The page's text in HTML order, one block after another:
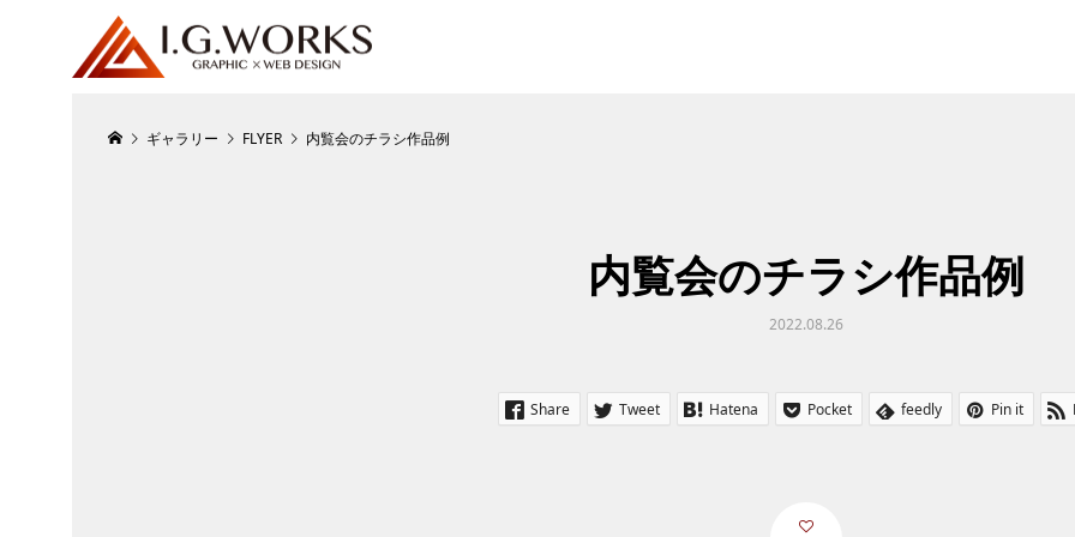
ギャラリー FLYER 内覧会のチラシ作品例
内覧会のチラシ作品例
2022.08.26
Share Tweet Hatena Pocket feedly Pin it